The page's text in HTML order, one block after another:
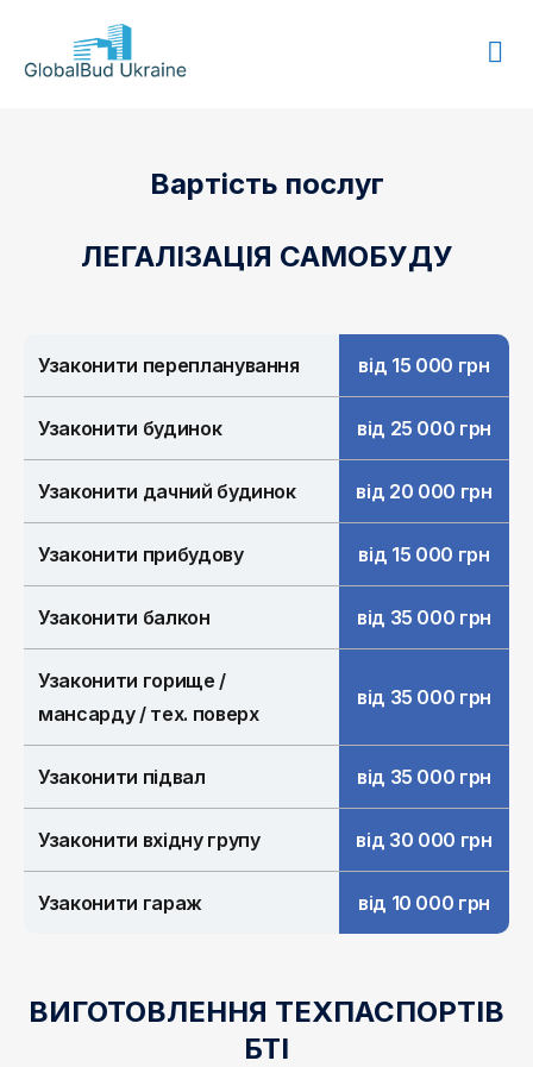
GLOBALBUD
Вартість послуг
ЛЕГАЛІЗАЦІЯ САМОБУДУ
Узаконити перепланування від 15 000 грн
Узаконити будинок від 25 000 грн
Узаконити дачний будинок від 20 000 грн
Узаконити прибудову від 15 000 грн
Узаконити балкон від 35 000 грн
Узаконити горище /
мансарду / тех. поверх
від 35 000 грн
Узаконити підвал від 35 000 грн
Узаконити вхідну групу від 30 000 грн
Узаконити гараж від 10 000 грн
ВИГОТОВЛЕННЯ ТЕХПАСПОРТІВ
БТІ